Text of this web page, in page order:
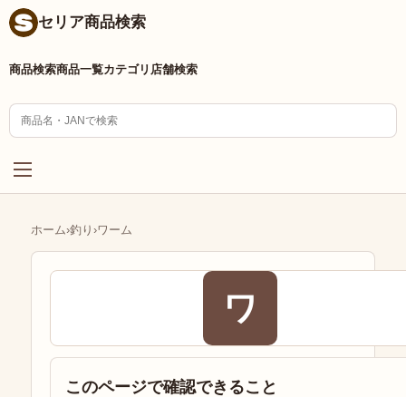
セリア商品検索
商品検索商品一覧カテゴリ 店舗検索
ホーム›釣り ›ワーム
ワ
このページで確認できること